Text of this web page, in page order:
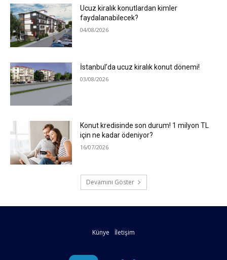
Ucuz kiralık konutlardan kimler
faydalanabilecek?
04/08/2026
İstanbul’da ucuz kiralık konut dönemi!
03/08/2026
Konut kredisinde son durum! 1 milyon TL
için ne kadar ödeniyor?
16/07/2026
Devamını Göster
Künye İletişim